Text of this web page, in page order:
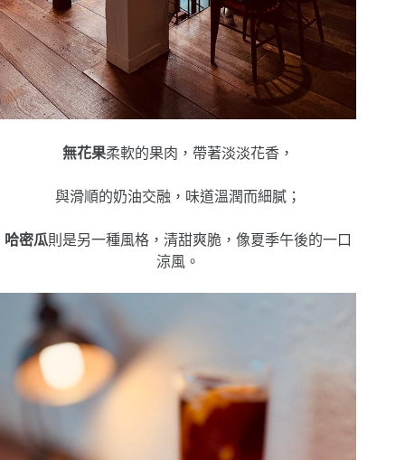
無花果柔軟的果肉，帶著淡淡花香，
與滑順的奶油交融，味道溫潤而細膩；
哈密瓜則是另一種風格，清甜爽脆，像夏季午後的一口
涼風。